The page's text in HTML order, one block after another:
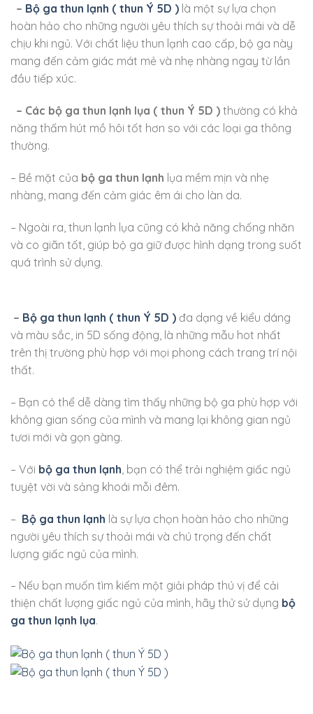
– Bộ ga thun lạnh ( thun Ý 5D ) là một sự lựa chọn
hoàn hảo cho những người yêu thích sự thoải mái và dễ
chịu khi ngủ. Với chất liệu thun lạnh cao cấp, bộ ga này
mang đến cảm giác mát mẻ và nhẹ nhàng ngay từ lần
đầu tiếp xúc.
– Các bộ ga thun lạnh lụa ( thun Ý 5D ) thường có khả
năng thấm hút mồ hôi tốt hơn so với các loại ga thông
thường.
– Bề mặt của bộ ga thun lạnh lụa mềm mịn và nhẹ
nhàng, mang đến cảm giác êm ái cho làn da.
– Ngoài ra, thun lạnh lụa cũng có khả năng chống nhăn
và co giãn tốt, giúp bộ ga giữ được hình dạng trong suốt
quá trình sử dụng.
– Bộ ga thun lạnh ( thun Ý 5D ) đa dạng về kiểu dáng
và màu sắc, in 5D sống động, là những mẫu hot nhất
trên thị trường phù hợp với mọi phong cách trang trí nội
thất.
– Bạn có thể dễ dàng tìm thấy những bộ ga phù hợp với
không gian sống của mình và mang lại không gian ngủ
tươi mới và gọn gàng.
– Với bộ ga thun lạnh , bạn có thể trải nghiệm giấc ngủ
tuyệt vời và sảng khoái mỗi đêm.
– Bộ ga thun lạnh là sự lựa chọn hoàn hảo cho những
người yêu thích sự thoải mái và chú trọng đến chất
lượng giấc ngủ của mình.
– Nếu bạn muốn tìm kiếm một giải pháp thú vị để cải
thiện chất lượng giấc ngủ của mình, hãy thử sử dụng bộ
ga thun lạnh lụa.